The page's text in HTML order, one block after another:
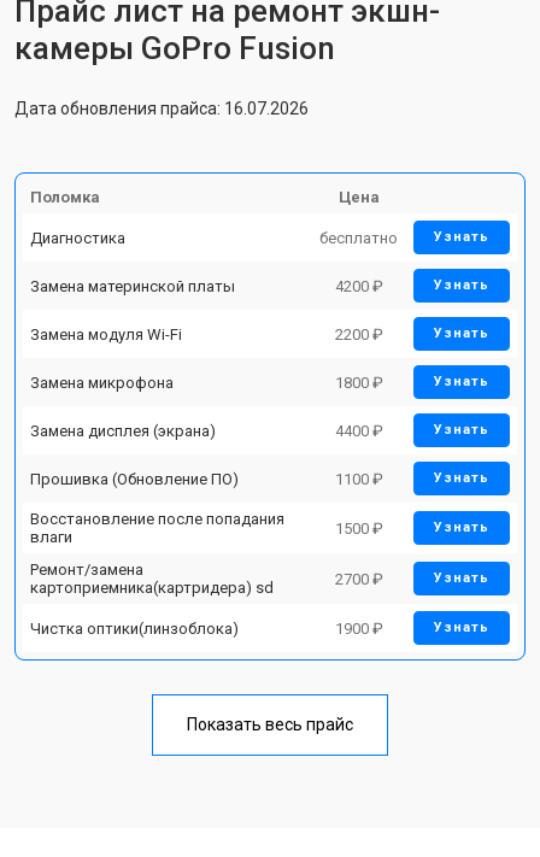
Прайс лист на ремонт экшн-
камеры GoPro Fusion
Дата обновления прайса: 16.07.2026
Поломка Цена
Диагностика бесплатно Узнать
Замена материнской платы 4200 ₽ Узнать
Замена модуля Wi-Fi 2200 ₽ Узнать
Замена микрофона 1800 ₽ Узнать
Замена дисплея (экрана) 4400 ₽ Узнать
Прошивка (Обновление ПО) 1100 ₽ Узнать
Восстановление после попадания
влаги
1500 ₽ Узнать
Ремонт/замена
картоприемника(картридера) sd
2700 ₽ Узнать
Чистка оптики(линзоблока) 1900 ₽ Узнать
Показать весь прайс